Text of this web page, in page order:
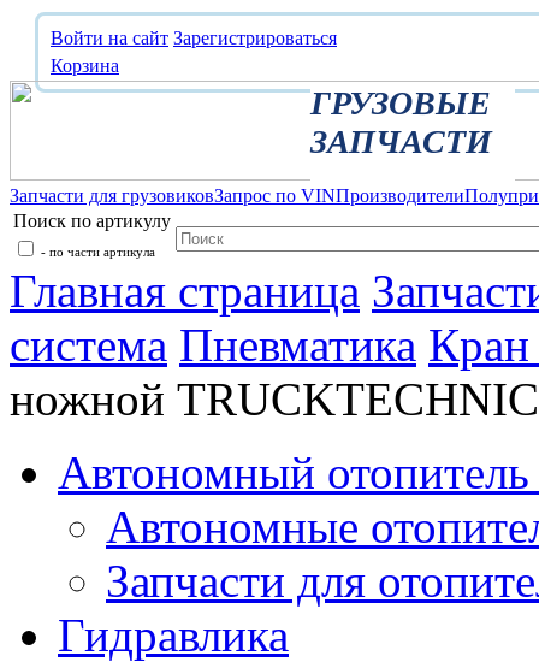
Войти на сайт Зарегистрироваться
Корзина
ГРУЗОВЫЕ
ЗАПЧАСТИ
Запчасти для грузовиковЗапрос по VINПроизводители
Поиск по артикулу
- по части артикула
Главная страница
система Пневматика Кран
ножной
Автономный отопитель
Автономные
Запчасти для
Гидравлика